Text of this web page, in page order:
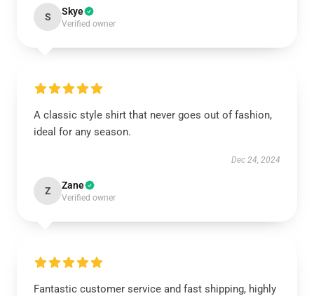
S Skye
Verified owner
A classic style shirt that never goes out of fashion,
ideal for any season.
Dec 24, 2024
Z Zane
Verified owner
Fantastic customer service and fast shipping, highly